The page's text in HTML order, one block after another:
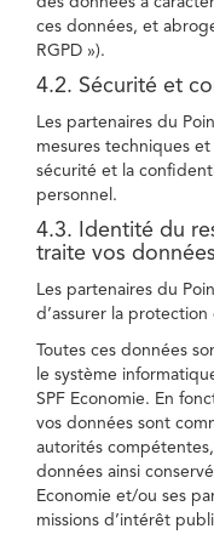
ces données, et
RGPD »).
4.2. Sécurité et
Les partenaires du
mesures techniques
sécurité et la
personnel.
4.3. Identité du
traite vos
Les partenaires du
d’assurer la
Toutes ces données
le système
SPF Economie. En
vos données sont
autorités
données ainsi
Economie et/ou ses
missions d’intérêt